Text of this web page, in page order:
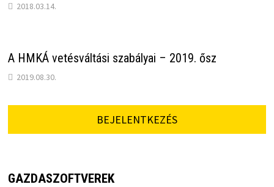
2018.03.14.
A HMKÁ vetésváltási szabályai – 2019. ősz
2019.08.30.
BEJELENTKEZÉS
GAZDASZOFTVEREK